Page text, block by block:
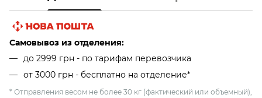
Самовывоз из отделения:
до 2999 грн - по тарифам перевозчика
от 3000 грн - бесплатно на отделение*
* Отправления весом не более 30 кг (фактический или объемный),